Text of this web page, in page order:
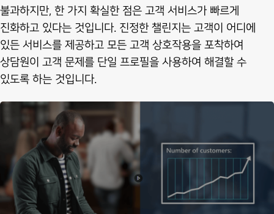
불과하지만, 한 가지 확실한 점은 고객 서비스가 빠르게
진화하고 있다는 것입니다. 진정한 챌린지는 고객이 어디에
있든 서비스를 제공하고 모든 고객 상호작용을 포착하여
상담원이 고객 문제를 단일 프로필을 사용하여 해결할 수
있도록 하는 것입니다.